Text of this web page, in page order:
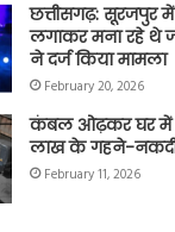
छत्तीसगढ़: सूरजपुर
लगाकर मना रहे थे
ने दर्ज किया मामला
February 20, 2026
कंबल ओढ़कर घर में
लाख के गहने-
February 11, 2026